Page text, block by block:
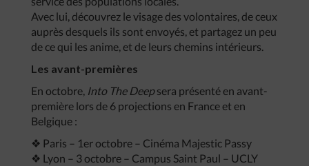
Avec lui, découvrez le visage des volontaires, de ceux
auprès desquels ils sont envoyés, et partagez un peu
de ce qui les anime, et de leurs chemins intérieurs.
Les avant-premières
En octobre, Into The Deepsera présenté en avant-
première lors de 6 projections en France et en
Belgique :
❖ Paris – 1er octobre – Cinéma Majestic Passy
❖ Lyon – 3 octobre – Campus Saint Paul – UCLY